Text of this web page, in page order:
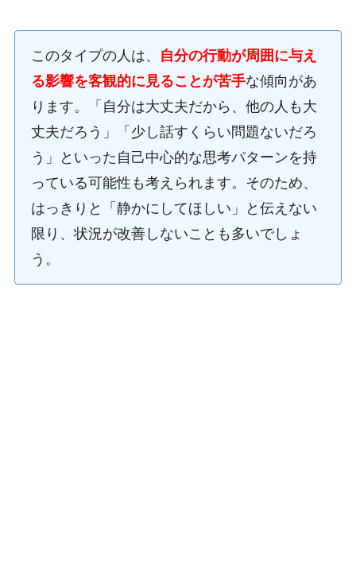
このタイプの人は、
自分の行動が周囲に与え
る影響を客観的に見ることが苦手な傾向があ
ります。「自分は大丈夫だから、他の人も大
丈夫だろう」「少し話すくらい問題ないだろ
う」といった自己中心的な思考パターンを持
っている可能性も考えられます。そのため、
はっきりと「静かにしてほしい」と伝えない
限り、状況が改善しないことも多いでしょ
う。